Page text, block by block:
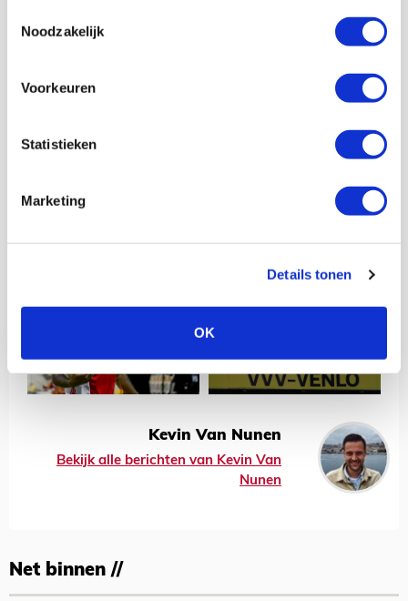
Noodzakelijk
Voorkeuren
Statistieken
Marketing
Details tonen
OK
Kevin Van Nunen
Bekijk alle berichten van Kevin Van
Nunen
Net binnen //